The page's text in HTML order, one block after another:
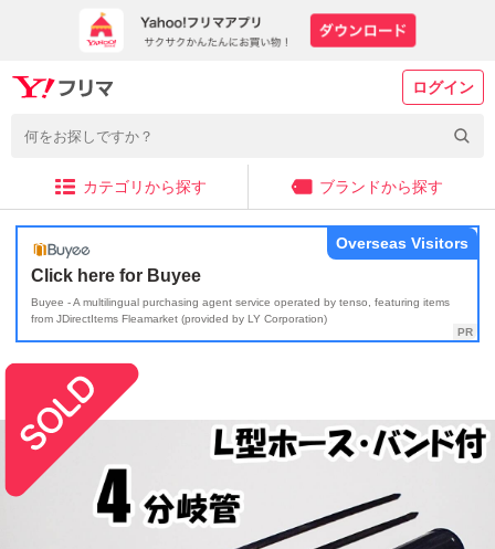
ログイン
カテゴリから探す ブランドから探す
Click here for Buyee
Buyee - A multilingual purchasing agent service operated by tenso, featuring items
from JDirectItems Fleamarket (provided by LY Corporation)
Overseas Visitors